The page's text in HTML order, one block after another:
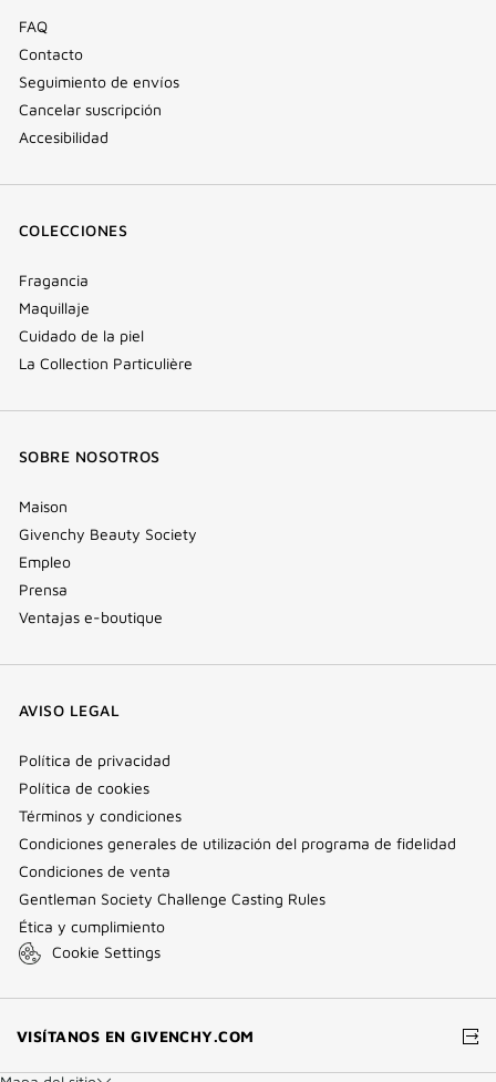
FAQ
Contacto
Seguimiento de envíos
Cancelar suscripción
Accesibilidad
COLECCIONES
Fragancia
Maquillaje
Cuidado de la piel
La Collection Particulière
SOBRE NOSOTROS
Maison
Givenchy Beauty Society
Empleo
Prensa
Ventajas e-boutique
AVISO LEGAL
Política de privacidad
Política de cookies
Términos y condiciones
Condiciones generales de utilización del programa de fidelidad
Condiciones de venta
Gentleman Society Challenge Casting Rules
Ética y cumplimiento
Cookie Settings
VISÍTANOS EN GIVENCHY.COM